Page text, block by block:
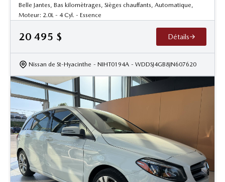
Belle Jantes, Bas kilomètrages, Sièges chauffants, Automatique,
Moteur: 2.0L - 4 Cyl. - Essence
20 495 $ Détails
Nissan de St-Hyacinthe - NIHT0194A - WDDSJ4GB8JN607620